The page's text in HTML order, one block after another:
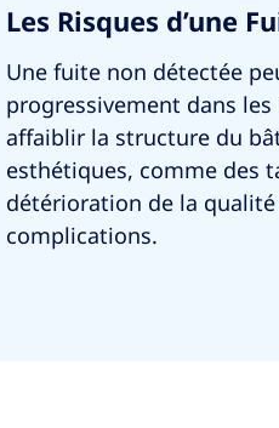
Les Risques d’une
Une fuite non détectée
progressivement dans
affaiblir la structure du
esthétiques, comme des
détérioration de la
complications.